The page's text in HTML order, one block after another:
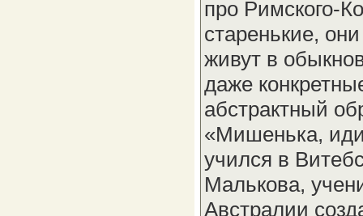
про Римского-
старенькие,
живут в
даже
абстрактный
«Мишенька,
учился в
Малькова,
Австралии